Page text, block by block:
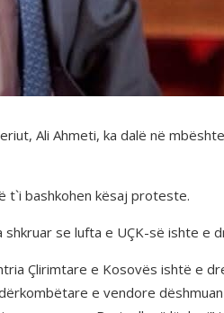
Ali Ahmeti, ka dalë në
t`i bashkohen kësaj proteste.
shkruar se lufta e UÇK-së ishte e
Çlirimtare e Kosovës ishtë e
e vendore